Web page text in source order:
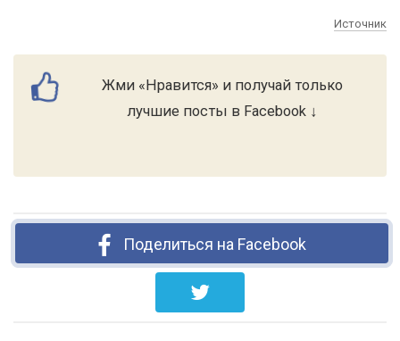
Источник
Жми «Нравится» и получай только
лучшие посты в Facebook ↓
Поделиться на Facebook